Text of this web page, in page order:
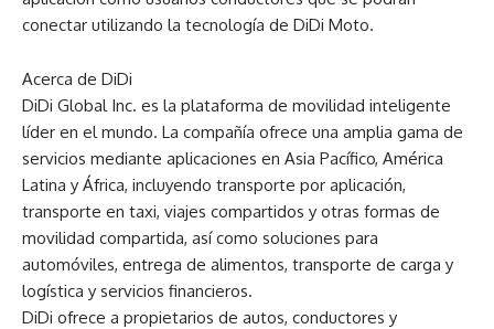
conectar utilizando la tecnología de DiDi Moto.
Acerca de DiDi
DiDi Global Inc. es la plataforma de movilidad inteligente
líder en el mundo. La compañía ofrece una amplia gama de
servicios mediante aplicaciones en Asia Pacífico, América
Latina y África, incluyendo transporte por aplicación,
transporte en taxi, viajes compartidos y otras formas de
movilidad compartida, así como soluciones para
automóviles, entrega de alimentos, transporte de carga y
logística y servicios financieros.
DiDi ofrece a propietarios de autos, conductores y